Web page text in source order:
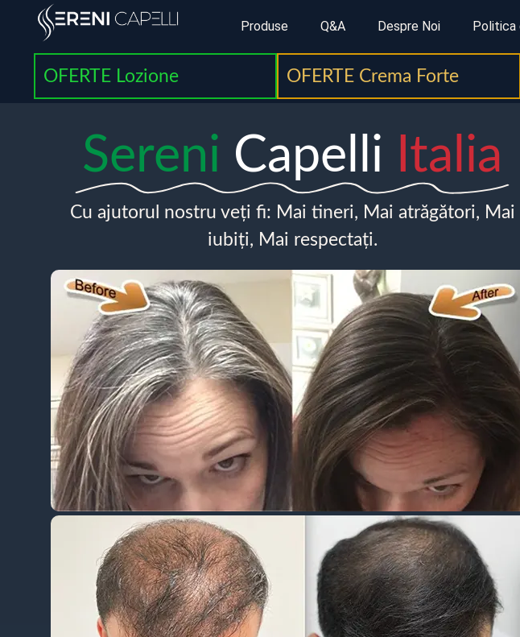
Produse Q&A Despre Noi Politica
OFERTE Lozione OFERTE Crema Forte
Sereni Capelli Italia
Cu ajutorul nostru veți fi: Mai tineri, Mai atrăgători, Mai
iubiți, Mai respectați.